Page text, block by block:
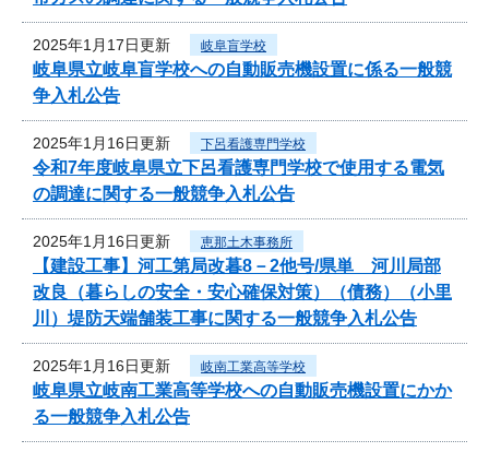
2025年1月17日更新 岐阜盲学校
岐阜県立岐阜盲学校への自動販売機設置に係る一般競
争入札公告
2025年1月16日更新 下呂看護専門学校
令和7年度岐阜県立下呂看護専門学校で使用する電気
の調達に関する一般競争入札公告
2025年1月16日更新 恵那土木事務所
【建設工事】河工第局改暮8－2他号/県単 河川局部
改良（暮らしの安全・安心確保対策）（債務）（小里
川）堤防天端舗装工事に関する一般競争入札公告
2025年1月16日更新 岐南工業高等学校
岐阜県立岐南工業高等学校への自動販売機設置にかか
る一般競争入札公告